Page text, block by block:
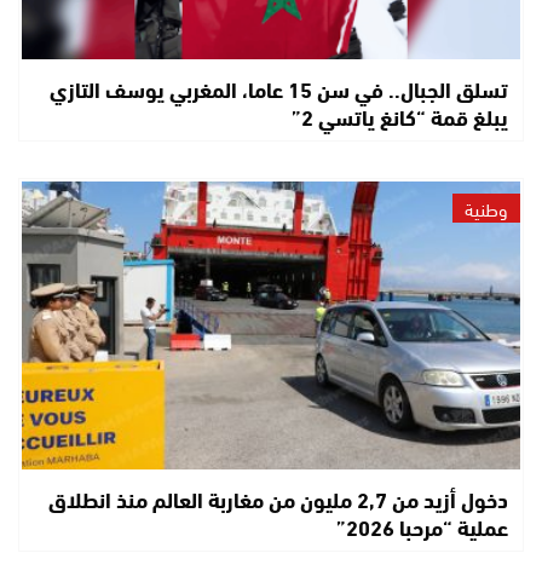
تسلق الجبال.. في سن 15 عاما، المغربي يوسف التازي
يبلغ قمة “كانغ ياتسي 2”
وطنية
دخول أزيد من 2,7 مليون من مغاربة العالم منذ انطلاق
عملية “مرحبا 2026”